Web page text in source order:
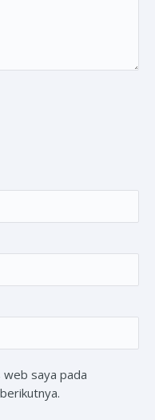
web saya pada